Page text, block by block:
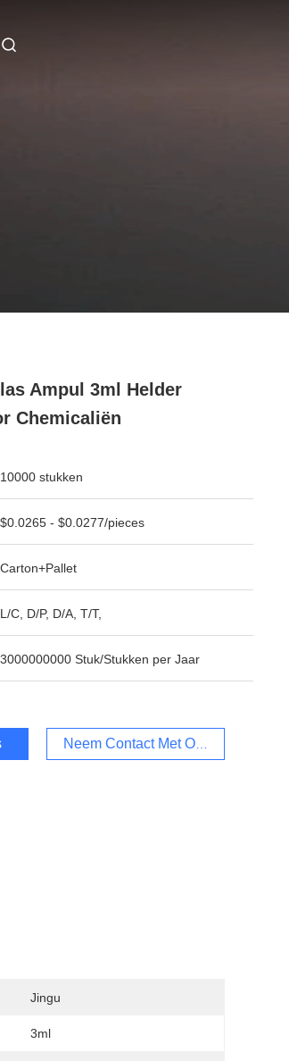
Ampul 3ml Helder
Chemicaliën
10000 stukken
$0.0265 - $0.0277/pieces
Carton+Pallet
L/C, D/P, D/A, T/T,
3000000000 Stuk/Stukken per Jaar
Neem Contact Met Ons Op
Jingu
3ml